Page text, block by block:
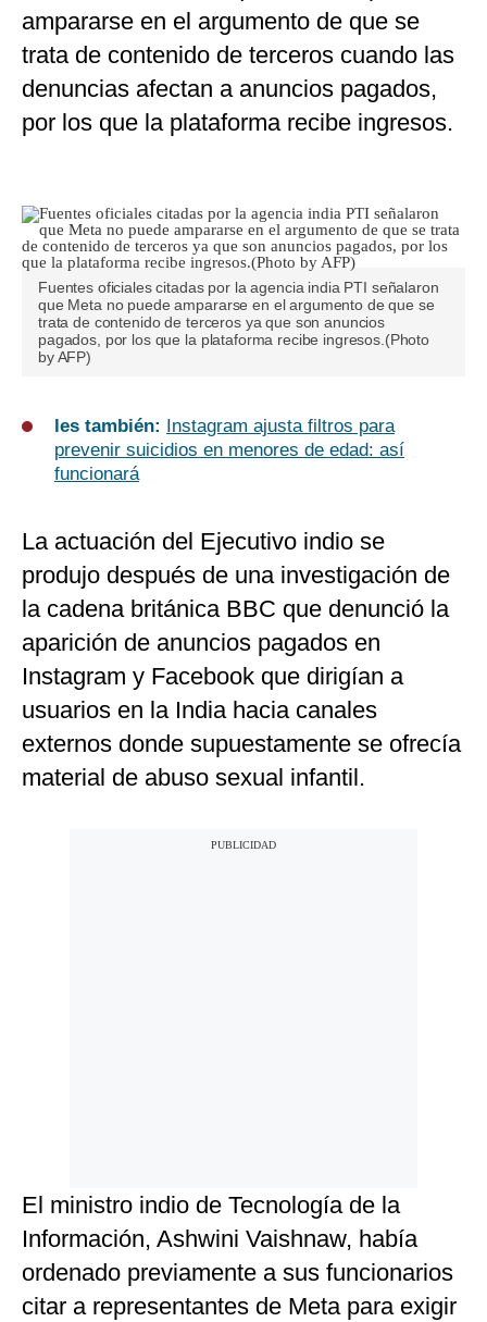
ampararse en el argumento de que se
trata de contenido de terceros cuando las
denuncias afectan a anuncios pagados,
por los que la plataforma recibe ingresos.
Fuentes oficiales citadas por la agencia india PTI señalaron
que Meta no puede ampararse en el argumento de que se
trata de contenido de terceros ya que son anuncios
pagados, por los que la plataforma recibe ingresos.(Photo
by AFP)
les también:
Instagram ajusta filtros para
prevenir suicidios en menores de edad: así
funcionará
La actuación del Ejecutivo indio se
produjo después de una investigación de
la cadena británica BBC que denunció la
aparición de anuncios pagados en
Instagram y Facebook que dirigían a
usuarios en la India hacia canales
externos donde supuestamente se ofrecía
material de abuso sexual infantil.
El ministro indio de Tecnología de la
Información, Ashwini Vaishnaw, había
ordenado previamente a sus funcionarios
citar a representantes de Meta para exigir